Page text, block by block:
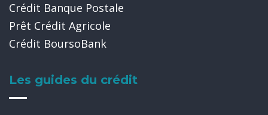
Crédit Banque Postale
Prêt Crédit Agricole
Crédit BoursoBank
Les guides du crédit